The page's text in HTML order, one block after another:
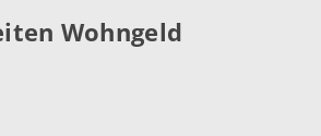
Wohngeld